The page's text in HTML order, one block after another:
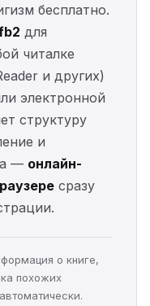
бесплатно.
для
читалке
и других)
электронной
структуру
и
— онлайн-
сразу
о книге,
похожих